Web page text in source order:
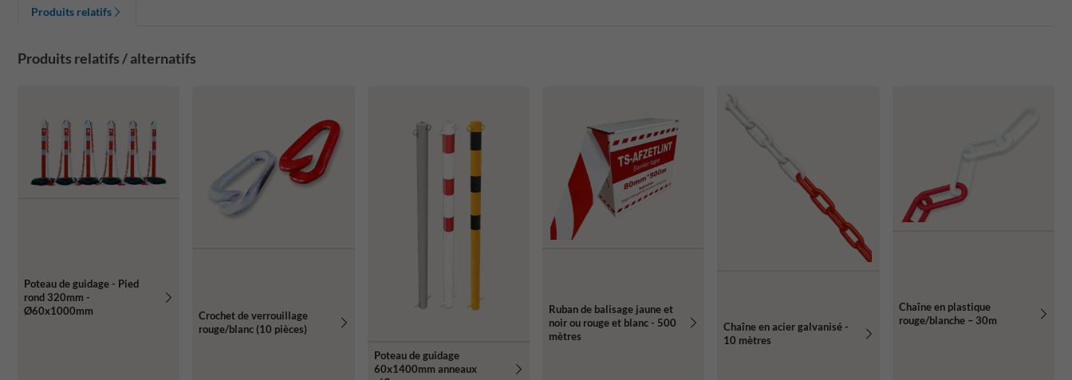
Produits relatifs
Produits relatifs / alternatifs
Poteau de guidage - Pied
rond 320mm -
Ø60x1000mm
Crochet de verrouillage
rouge/blanc (10 pièces)
Poteau de guidage
60x1400mm anneaux
Ruban de balisage jaune et
noir ou rouge et blanc - 500
mètres
Chaîne en acier galvanisé -
10 mètres
Chaîne en plastique
rouge/blanche – 30m